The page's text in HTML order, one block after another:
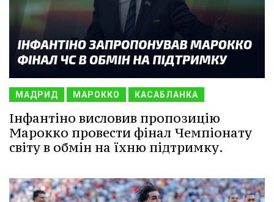
МАДРИД МАРОККО КАСАБЛАНКА
Інфантіно висловив пропозицію
Марокко провести фінал Чемпіонату
світу в обмін на їхню підтримку.